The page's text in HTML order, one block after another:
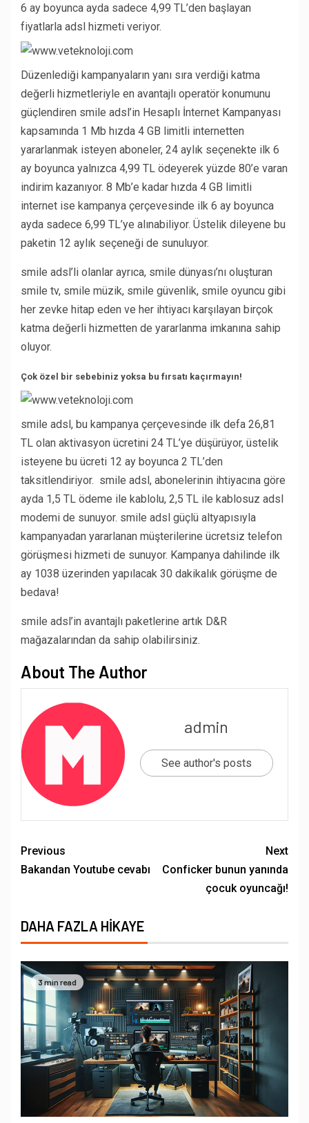
6 ay boyunca ayda sadece 4,99 TL’den başlayan
fiyatlarla adsl hizmeti veriyor.
Düzenlediği kampanyaların yanı sıra verdiği katma
değerli hizmetleriyle en avantajlı operatör konumunu
güçlendiren smile adsl’in Hesaplı İnternet Kampanyası
kapsamında 1 Mb hızda 4 GB limitli internetten
yararlanmak isteyen aboneler, 24 aylık seçenekte ilk 6
ay boyunca yalnızca 4,99 TL ödeyerek yüzde 80’e varan
indirim kazanıyor. 8 Mb’e kadar hızda 4 GB limitli
internet ise kampanya çerçevesinde ilk 6 ay boyunca
ayda sadece 6,99 TL’ye alınabiliyor. Üstelik dileyene bu
paketin 12 aylık seçeneği de sunuluyor.
smile adsl’li olanlar ayrıca, smile dünyası’nı oluşturan
smile tv, smile müzik, smile güvenlik, smile oyuncu gibi
her zevke hitap eden ve her ihtiyacı karşılayan birçok
katma değerli hizmetten de yararlanma imkanına sahip
oluyor.
Çok özel bir sebebiniz yoksa bu fırsatı kaçırmayın!
smile adsl, bu kampanya çerçevesinde ilk defa 26,81
TL olan aktivasyon ücretini 24 TL’ye düşürüyor, üstelik
isteyene bu ücreti 12 ay boyunca 2 TL’den
taksitlendiriyor. smile adsl, abonelerinin ihtiyacına göre
ayda 1,5 TL ödeme ile kablolu, 2,5 TL ile kablosuz adsl
modemi de sunuyor. smile adsl güçlü altyapısıyla
kampanyadan yararlanan müşterilerine ücretsiz telefon
görüşmesi hizmeti de sunuyor. Kampanya dahilinde ilk
ay 1038 üzerinden yapılacak 30 dakikalık görüşme de
bedava!
smile adsl’in avantajlı paketlerine artık D&R
mağazalarından da sahip olabilirsiniz.
About The Author
admin
See author's posts
Previous
Bakandan Youtube cevabı
Next
Conficker bunun yanında
çocuk oyuncağı!
DAHA FAZLA HIKAYE
3 min read